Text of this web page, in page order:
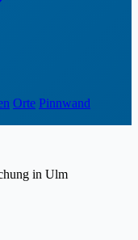
Orte Pinnwand
in Ulm